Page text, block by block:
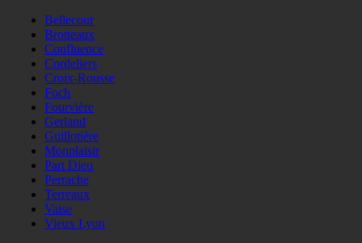
Bellecour
Brotteaux
Confluence
Cordeliers
Croix-Rousse
Foch
Fourvière
Gerland
Guillotière
Monplaisir
Part Dieu
Perrache
Terreaux
Vaise
Vieux Lyon